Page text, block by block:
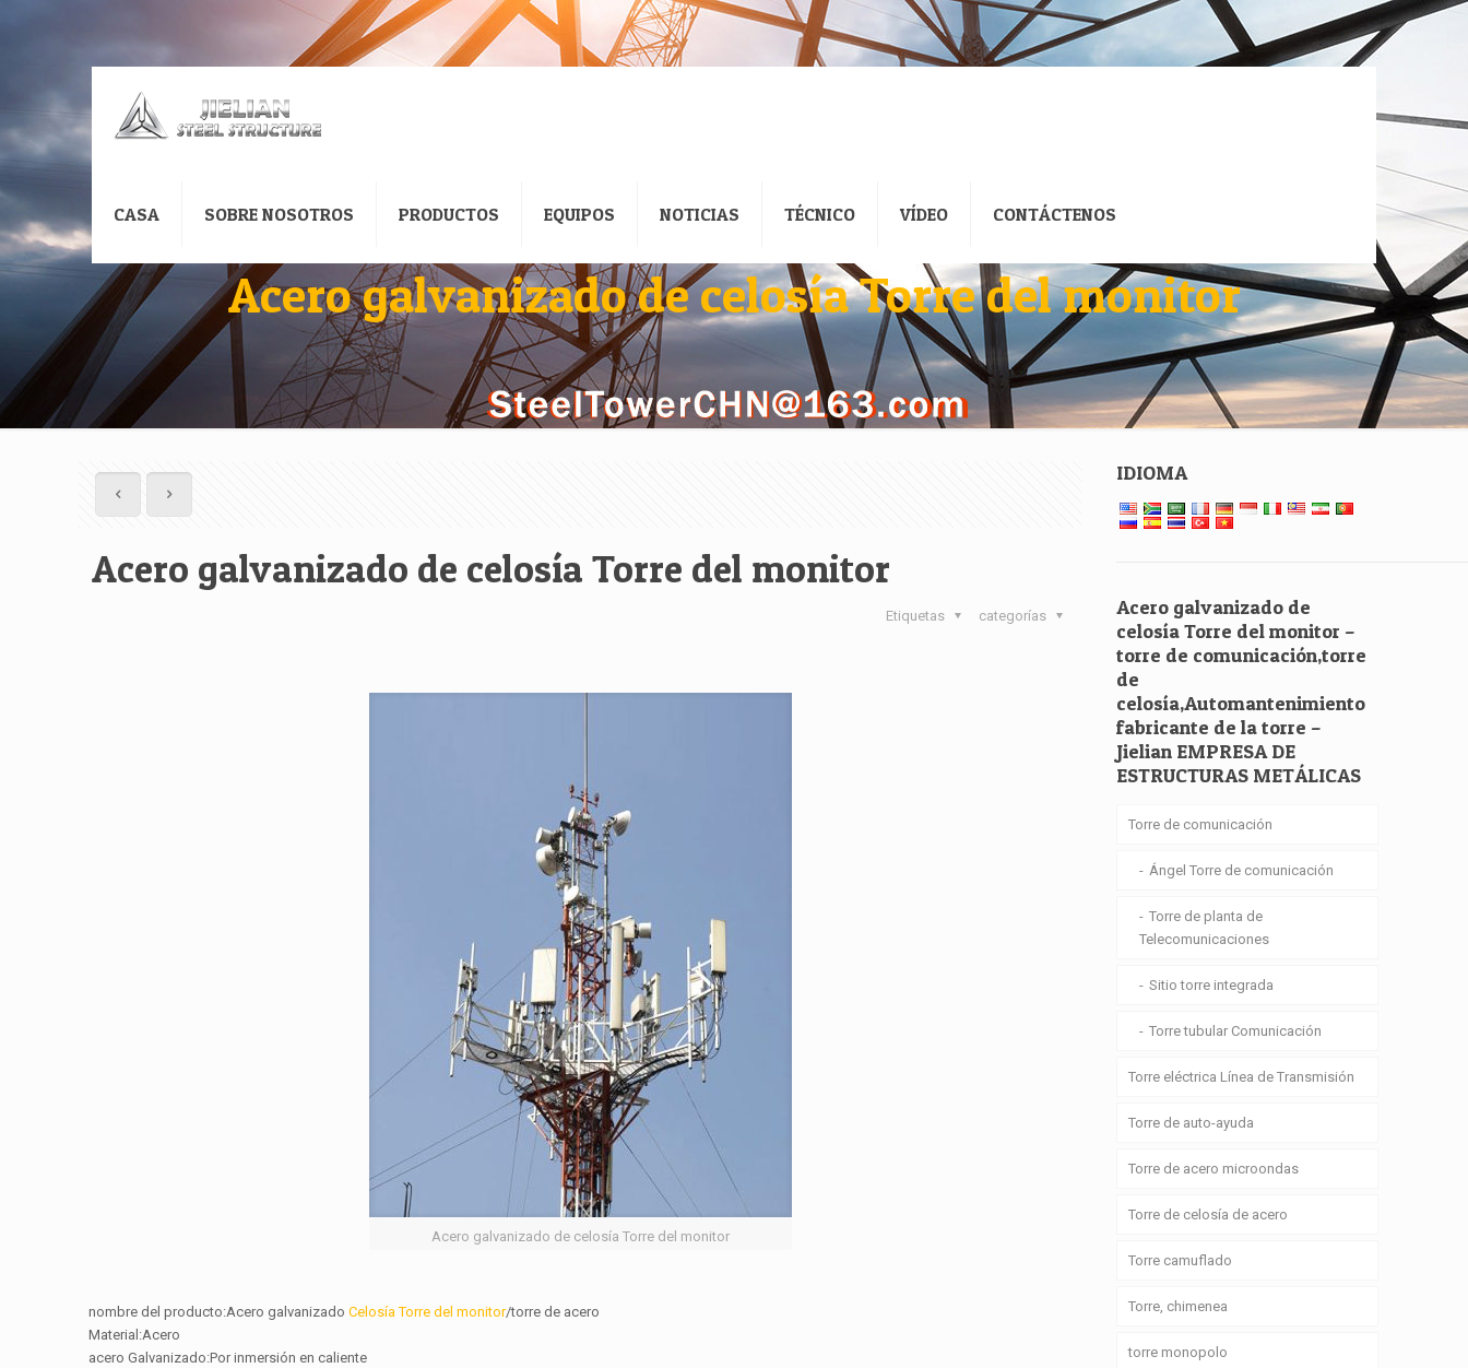
CASA SOBRE NOSOTROS PRODUCTOS EQUIPOS NOTICIAS TÉCNICO VÍDEO CONTÁCTENOS
Acero galvanizado de celosía Torre del monitor
Acero galvanizado de celosía Torre del monitor
categorías
Etiquetas
Acero galvanizado de celosía Torre del monitor
nombre del producto:Acero galvanizadoCelosía Torre del monitor/torre de acero
Material:Acero
acero Galvanizado:Por inmersión en caliente
IDIOMA
Acero galvanizado de
celosía Torre del monitor –
torre de comunicación,torre
de
celosía,Automantenimiento
fabricante de la torre –
Jielian EMPRESA DE
ESTRUCTURAS METÁLICAS
Torre de comunicación
Ángel Torre de comunicación
Torre de planta de
Telecomunicaciones
Sitio torre integrada
Torre tubular Comunicación
Torre eléctrica Línea de Transmisión
Torre de auto-ayuda
Torre de acero microondas
Torre de celosía de acero
Torre camuflado
Torre, chimenea
torre monopolo